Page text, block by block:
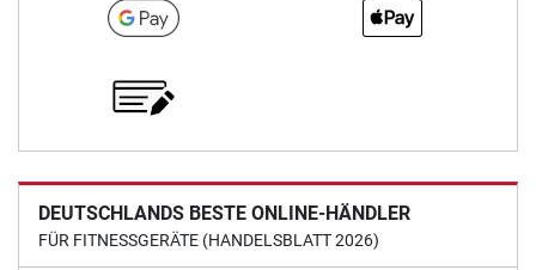
DEUTSCHLANDS BESTE ONLINE-HÄNDLER
FÜR FITNESSGERÄTE (HANDELSBLATT 2026)